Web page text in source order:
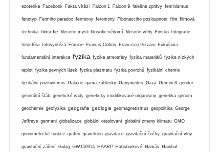
ezoterika Facebook Fakta vítězí Falcon 1 Falcon 9 falešné zprávy feminismus
fenotyp Fermiho paradox fermiony feromony Fibonacciho posloupnost film filmová
technika filosofie filosofie mysli filosofie vědomí filosofie vědy Finsko fotografie
fotosféra fotosyntéza Francie Francis Collins Francisco Pizzaro Fukušima
fundamentální interakce fyzika fyzika atmosféry fyzika materiálů fyzika nízkých
teplot fyzika pevných látek fyzika plazmatu fyzika povrchů fyzikální chemie
fyzikální pozitivismus Galaxie gama záblesky Ganymedes Gaza Gemini 8 gender
generální štáb genetické vady geneticky modifikované organismy genetika genom
geochemie geofyzika geografie geologie geomagnetismus geopolitika George
Jeffreys germáni globalizace globální oteplování globální zmeny klimatu GMO
goniometrické funkce grafen gravettien gravitace gravitační čočky gravitační vlny
gravitační záření Gulag GW150914 HAARP Habsburkové Hamás Hanibal